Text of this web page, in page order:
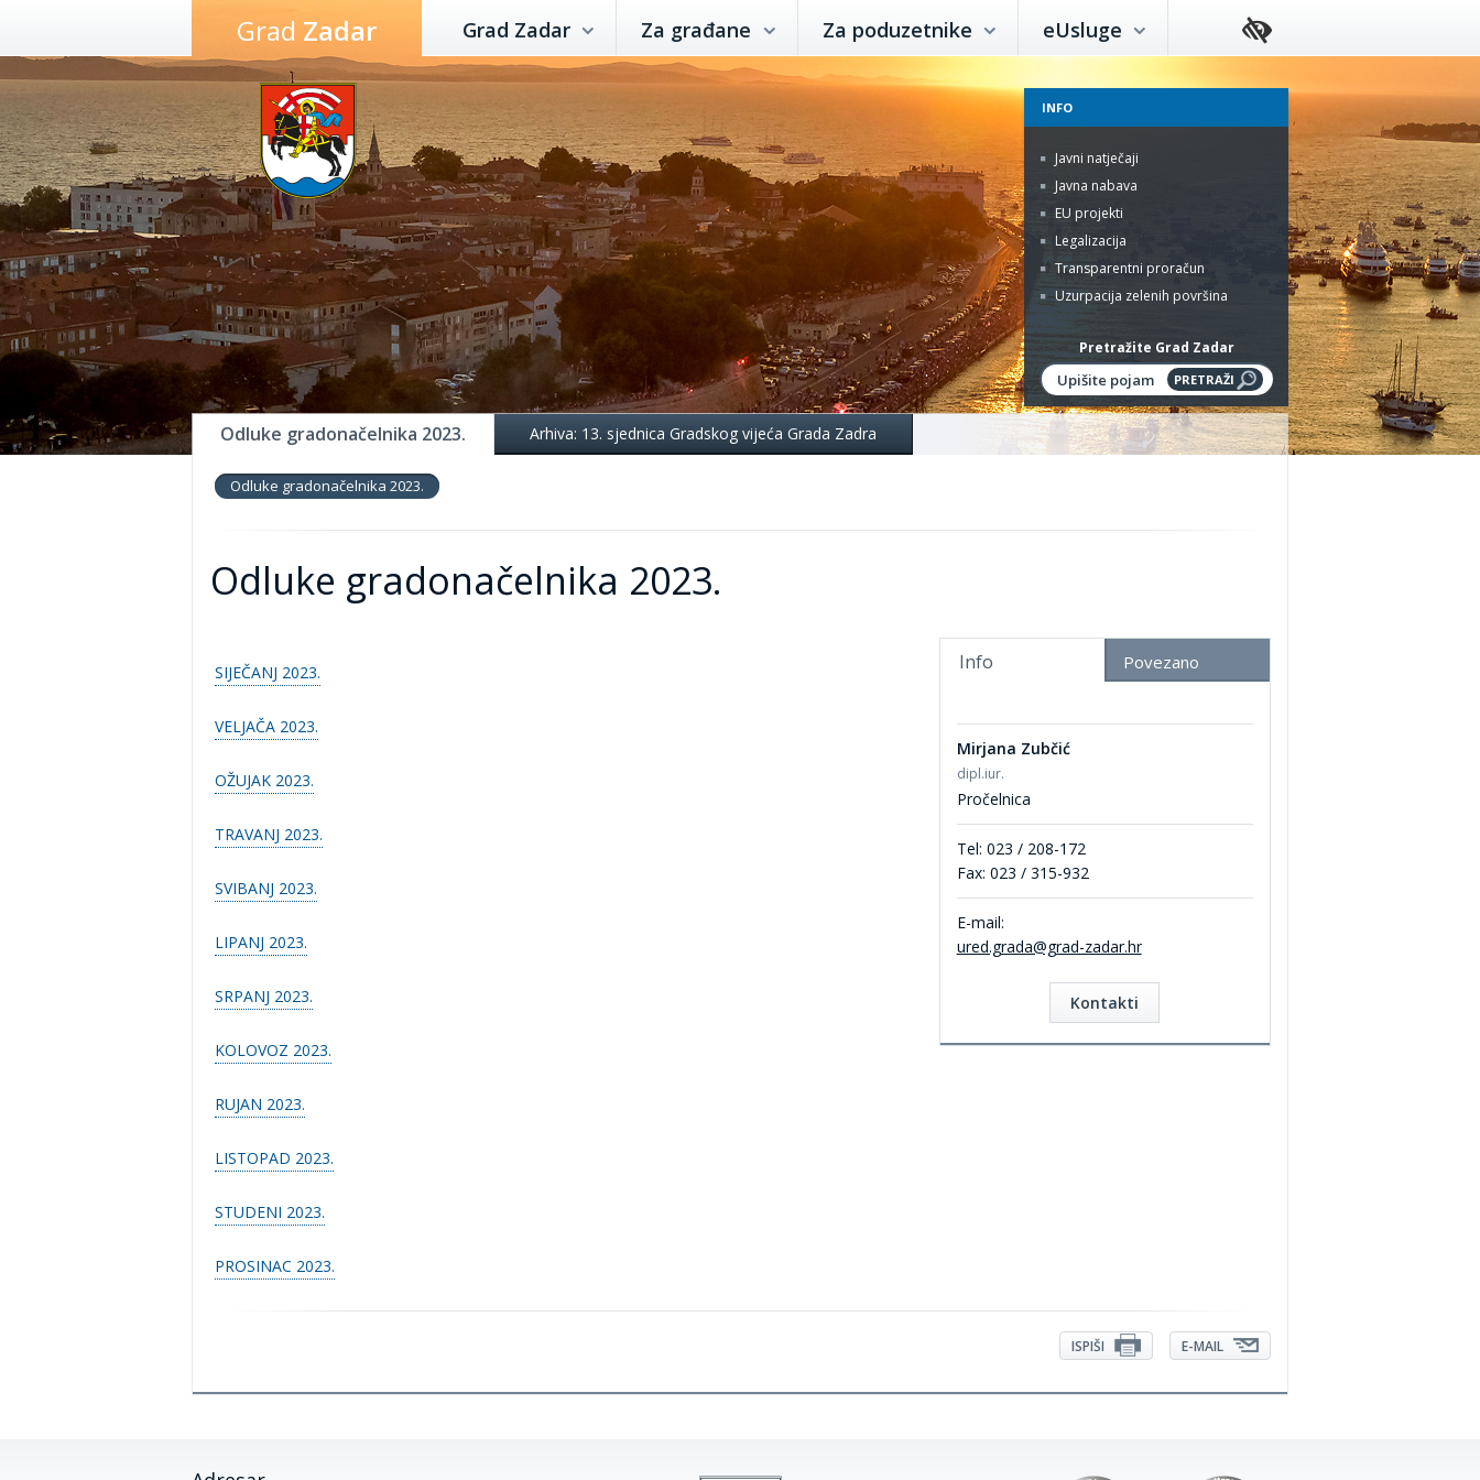
Preskoči
sadržaj
Grad Zadar Grad Zadar Za građane Za poduzetnike eUsluge
INFO
Javni natječaji
Javna nabava
EU projekti
Legalizacija
Transparentni proračun
Uzurpacija zelenih površina
Pretražite Grad Zadar
Odluke gradonačelnika 2023. Arhiva: 13. sjednica Gradskog vijeća Grada Zadra
Odluke gradonačelnika 2023.
Odluke gradonačelnika 2023.
SIJEČANJ 2023.
VELJAČA 2023.
OŽUJAK 2023.
TRAVANJ 2023.
SVIBANJ 2023.
LIPANJ 2023.
SRPANJ 2023.
KOLOVOZ 2023.
RUJAN 2023.
LISTOPAD 2023.
STUDENI 2023.
PROSINAC 2023.
Info Povezano
Mirjana Zubčić
dipl.iur.
Pročelnica
Tel: 023 / 208-172
Fax: 023 / 315-932
E-mail:
ured.grada@grad-zadar.hr
Kontakti
E-MAIL
ISPIŠI